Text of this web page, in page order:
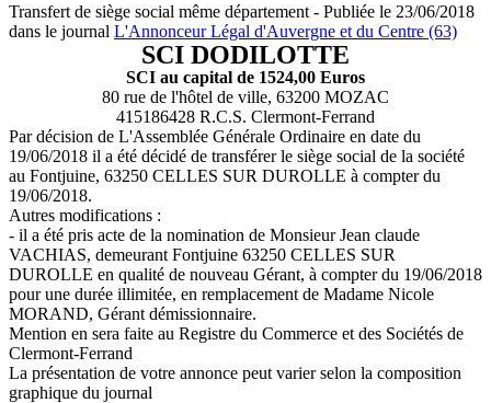
Transfert de siège social même département - Publiée le 23/06/2018
dans le journal L'Annonceur Légal d'Auvergne et du Centre (63)
SCI DODILOTTE
SCI au capital de 1524,00 Euros
80 rue de l'hôtel de ville, 63200 MOZAC
415186428 R.C.S. Clermont-Ferrand
Par décision de L'Assemblée Générale Ordinaire en date du
19/06/2018 il a été décidé de transférer le siège social de la société
au Fontjuine, 63250 CELLES SUR DUROLLE à compter du
19/06/2018.
Autres modifications :
- il a été pris acte de la nomination de Monsieur Jean claude
VACHIAS, demeurant Fontjuine 63250 CELLES SUR
DUROLLE en qualité de nouveau Gérant, à compter du 19/06/2018
pour une durée illimitée, en remplacement de Madame Nicole
MORAND, Gérant démissionnaire.
Mention en sera faite au Registre du Commerce et des Sociétés de
Clermont-Ferrand
La présentation de votre annonce peut varier selon la composition
graphique du journal